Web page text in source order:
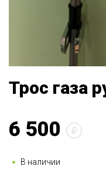
Трос газа
6 500
В наличии